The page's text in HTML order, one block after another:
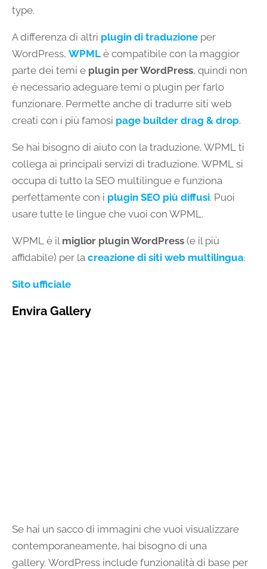
type.
A differenza di altri plugin di traduzione per
WordPress, WPML è compatibile con la maggior
parte dei temi e plugin per WordPress, quindi non
è necessario adeguare temi o plugin per farlo
funzionare. Permette anche di tradurre siti web
creati con i più famosi page builder drag & drop.
Se hai bisogno di aiuto con la traduzione, WPML ti
collega ai principali servizi di traduzione. WPML si
occupa di tutto la SEO multilingue e funziona
perfettamente con i plugin SEO più diffusi. Puoi
usare tutte le lingue che vuoi con WPML.
WPML è il miglior plugin WordPress (e il più
affidabile) per la creazione di siti web multilingua.
Sito ufficiale
Envira Gallery
Se hai un sacco di immagini che vuoi visualizzare
contemporaneamente, hai bisogno di una
gallery. WordPress include funzionalità di base per